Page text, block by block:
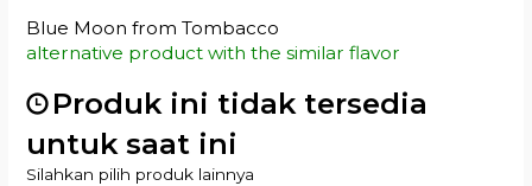
Blue Moon from Tombacco
alternative product with the similar flavor
Produk ini tidak tersedia
untuk saat ini
Silahkan pilih produk lainnya